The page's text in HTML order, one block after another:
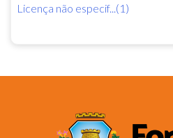
Licença não especif...(1)